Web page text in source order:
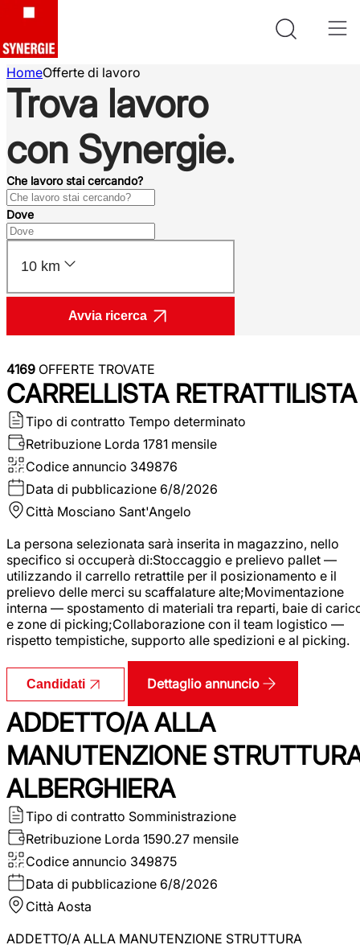
HomeOfferte di lavoro
Trova lavoro
con Synergie.
Che lavoro stai cercando?
Dove
10 km
Avvia ricerca
4169 OFFERTE TROVATE
CARRELLISTA RETRATTILISTA
Tipo di contratto Tempo determinato
Retribuzione Lorda 1781 mensile
Codice annuncio 349876
Data di pubblicazione 6/8/2026
Città Mosciano Sant'Angelo
La persona selezionata sarà inserita in magazzino, nello
specifico si occuperà di:Stoccaggio e prelievo pallet —
utilizzando il carrello retrattile per il posizionamento e il
prelievo delle merci su scaffalature alte;Movimentazione
interna — spostamento di materiali tra reparti, baie di
e zone di picking;Collaborazione con il team logistico —
rispetto tempistiche, supporto alle spedizioni e al picking.
Candidati Dettaglio annuncio
ADDETTO/A ALLA
MANUTENZIONE
ALBERGHIERA
Tipo di contratto Somministrazione
Retribuzione Lorda 1590.27 mensile
Codice annuncio 349875
Data di pubblicazione 6/8/2026
Città Aosta
ADDETTO/A ALLA MANUTENZIONE STRUTTURA